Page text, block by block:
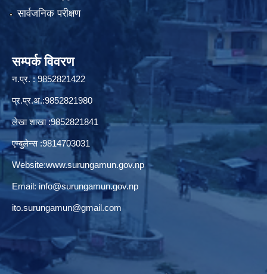
सार्वजनिक परीक्षण
सम्पर्क विवरण
न.प्र. : 9852821422
प्र.प्र.अ.:9852821980
लेखा शाखा :9852821841
एम्बुलेन्स :9814703031
Website:www.surungamun.gov.np
Email: info@surungamun.gov.np
ito.surungamun@gmail.com